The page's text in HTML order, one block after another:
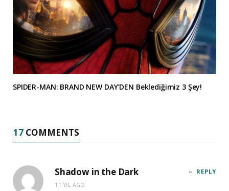
SPIDER-MAN: BRAND NEW DAY’DEN Beklediğimiz 3 Şey!
17 COMMENTS
Shadow in the Dark
11 YIL AGO
REPLY